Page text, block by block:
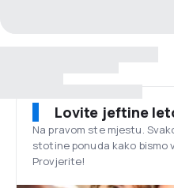
Lovite jeftine
Na pravom ste mjestu.
stotine ponuda kako bismo
Provjerite!